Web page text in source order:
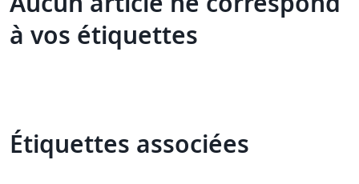
à vos étiquettes
Étiquettes associées